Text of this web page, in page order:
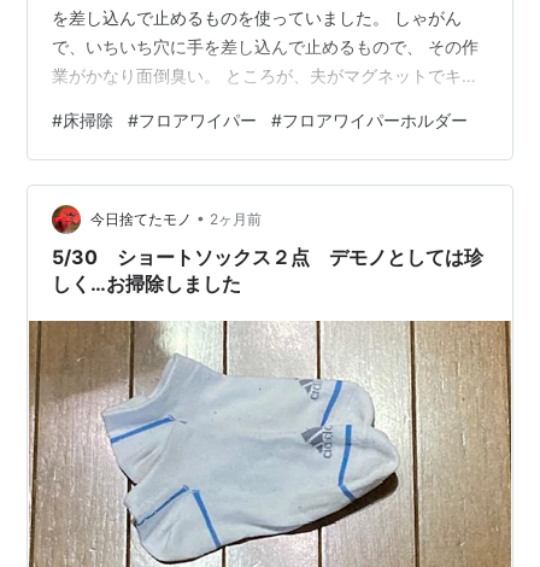
を差し込んで止めるものを使っていました。 しゃがん
で、いちいち穴に手を差し込んで止めるもので、 その作
業がかなり面倒臭い。 ところが、夫がマグネットでキュ
を広げ、ワイパー部分を乗っけて両脇を折りたたんだ
ら、 上から先にマグネットがついた柄を 乗っけて磁石の
力でシートを挟む格好のもの。 【各種1個セット】マグネ
ット ワイパー + クイックル ワイパー フロア用掃除道具
もふもふシート ブラック 3枚入 + おまけ（オリジナルテ
ッシュ付き） …
#床掃除 #フロアワイパー #フロアワイパーホルダー
今日捨てたモノ • 2ヶ月前
5/30 ショートソックス２点 デモノとしては珍
しく…お掃除しました